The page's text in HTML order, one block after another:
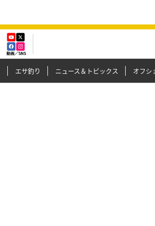
エサ釣り ニュース＆トピックス オフシ